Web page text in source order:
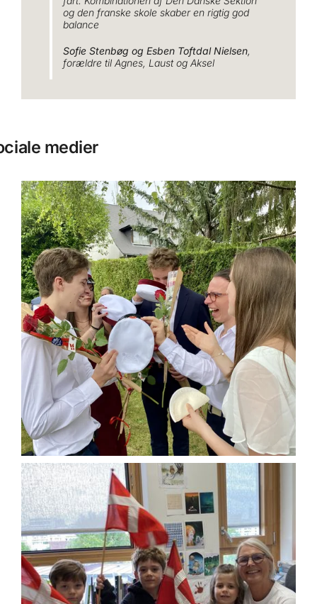
og den franske skole skaber en rigtig god
balance
Sofie Stenbøg og Esben Toftdal Nielsen,
forældre til Agnes, Laust og Aksel
medier